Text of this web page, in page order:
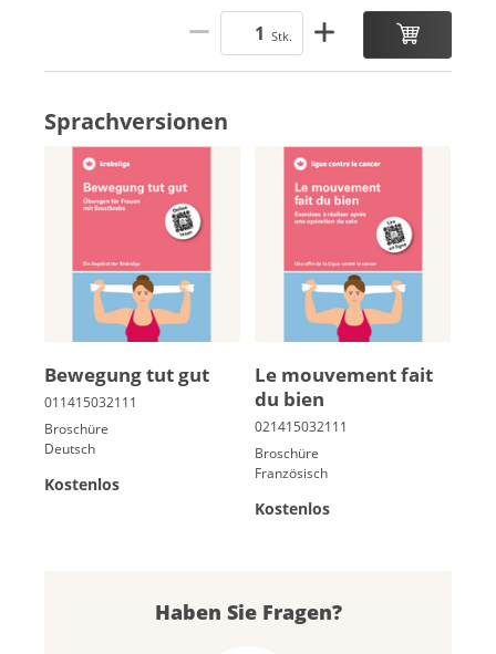
Stk.
Sprachversionen
Be­we­gung tut gut
Broschüre
Deutsch
Kostenlos
Le mou­ve­ment fait
du bien
Broschüre
Französisch
Kostenlos
Haben Sie Fragen?